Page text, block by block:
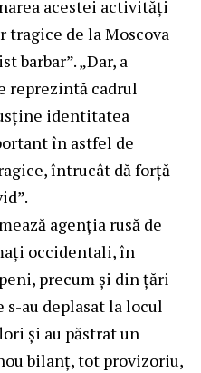
acestei activități
tragice de la Moscova
barbar”. „Dar, a
reprezintă cadrul
identitatea
în astfel de
întrucât dă forță
agenția rusă de
occidentali, în
precum și din țări
s-au deplasat la locul
și au păstrat un
bilanț, tot provizoriu,